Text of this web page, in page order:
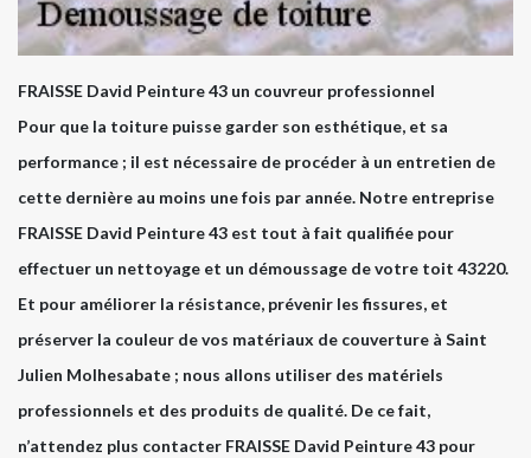
FRAISSE David Peinture 43 un couvreur professionnel
Pour que la toiture puisse garder son esthétique, et sa
performance ; il est nécessaire de procéder à un entretien de
cette dernière au moins une fois par année. Notre entreprise
FRAISSE David Peinture 43 est tout à fait qualifiée pour
effectuer un nettoyage et un démoussage de votre toit 43220.
Et pour améliorer la résistance, prévenir les fissures, et
préserver la couleur de vos matériaux de couverture à Saint
Julien Molhesabate ; nous allons utiliser des matériels
professionnels et des produits de qualité. De ce fait,
n’attendez plus contacter FRAISSE David Peinture 43 pour